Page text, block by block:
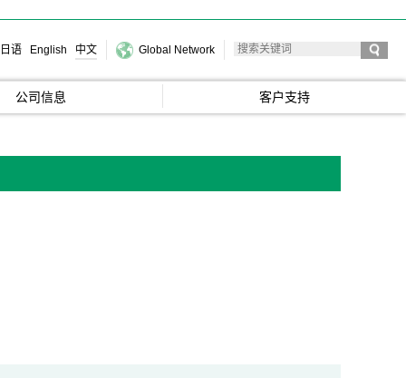
日语 English 中文 Global Network
公司信息 客户支持